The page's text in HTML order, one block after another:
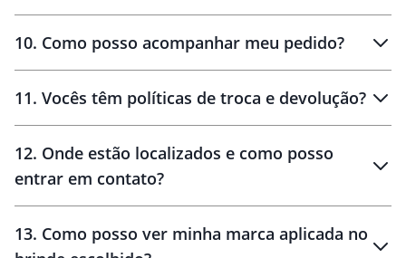
amostras
10. Como posso acompanhar meu pedido?
11. Vocês têm políticas de troca e devolução?
30 dias
12. Onde estão localizados e como posso
entrar em contato?
13. Como posso ver minha marca aplicada no